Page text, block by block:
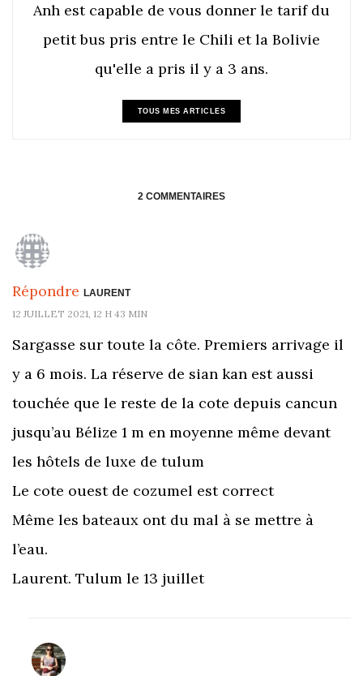
Anh est capable de vous donner le tarif du
petit bus pris entre le Chili et la Bolivie
qu'elle a pris il y a 3 ans.
TOUS MES ARTICLES
2 COMMENTAIRES
Répondre LAURENT
12 JUILLET 2021, 12 H 43 MIN
Sargasse sur toute la côte. Premiers arrivage il
y a 6 mois. La réserve de sian kan est aussi
touchée que le reste de la cote depuis cancun
jusqu’au Bélize 1 m en moyenne même devant
les hôtels de luxe de tulum
Le cote ouest de cozumel est correct
Même les bateaux ont du mal à se mettre à
l’eau.
Laurent. Tulum le 13 juillet